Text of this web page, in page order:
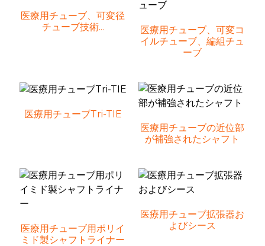
医療用チューブ、可変径
チューブ技術...
医療用チューブ、可変コ
イルチューブ、編組チュ
ーブ
医療用チューブTri-TIE
医療用チューブの近位部
が補強されたシャフト
医療用チューブ用ポリイ
ミド製シャフトライナー
医療用チューブ拡張器お
よびシース